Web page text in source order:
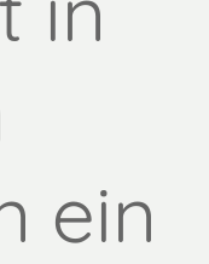
ein